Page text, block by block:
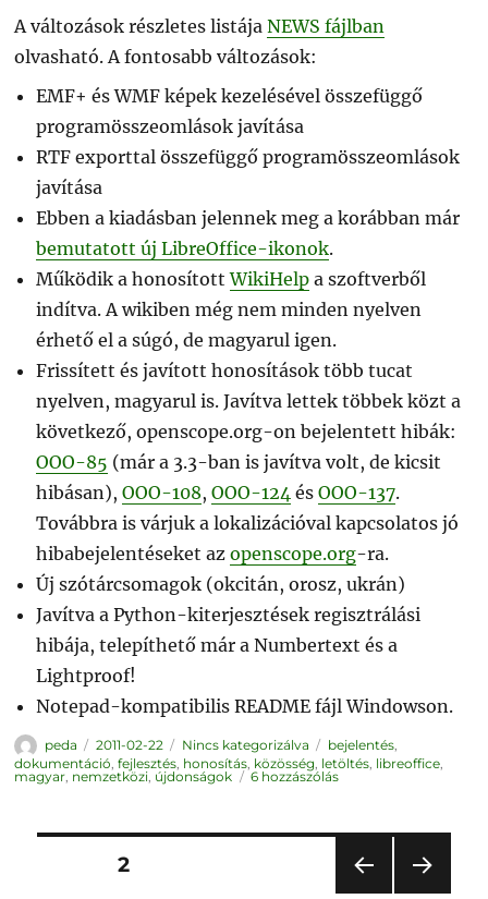
A változások részletes listájaNEWS fájlban
olvasható. A fontosabb változások:
EMF+ és WMF képek kezelésével összefüggő
programösszeomlások javítása
RTF exporttal összefüggő programösszeomlások
javítása
Ebben a kiadásban jelennek meg a korábban már
bemutatott új LibreOffice-ikonok.
Működik a honosítottWikiHelp a szoftverből
indítva. A wikiben még nem minden nyelven
érhető el a súgó, de magyarul igen.
Frissített és javított honosítások több tucat
nyelven, magyarul is. Javítva lettek többek közt a
következő, openscope.org-on bejelentett hibák:
OOO-85 (már a 3.3-ban is javítva volt, de kicsit
hibásan),OOO-108,OOO-124 ésOOO-137.
Továbbra is várjuk a lokalizációval kapcsolatos jó
hibabejelentéseket azopenscope.org-ra.
Új szótárcsomagok (okcitán, orosz, ukrán)
Javítva a Python-kiterjesztések regisztrálási
hibája, telepíthető már a Numbertext és a
Lightproof!
Notepad-kompatibilis README fájl Windowson.
Szerző
peda Közzétéve
2011-02-22 Kategória
Nincs kategorizálva Címke
bejelentés,
dokumentáció ,fejlesztés honosítás közösség letöltés libreoffice
magyar nemzetközi újdonságok 6 hozzászólásMegjelent
bejegyzéshez
Bejegyzések
OLDAL2